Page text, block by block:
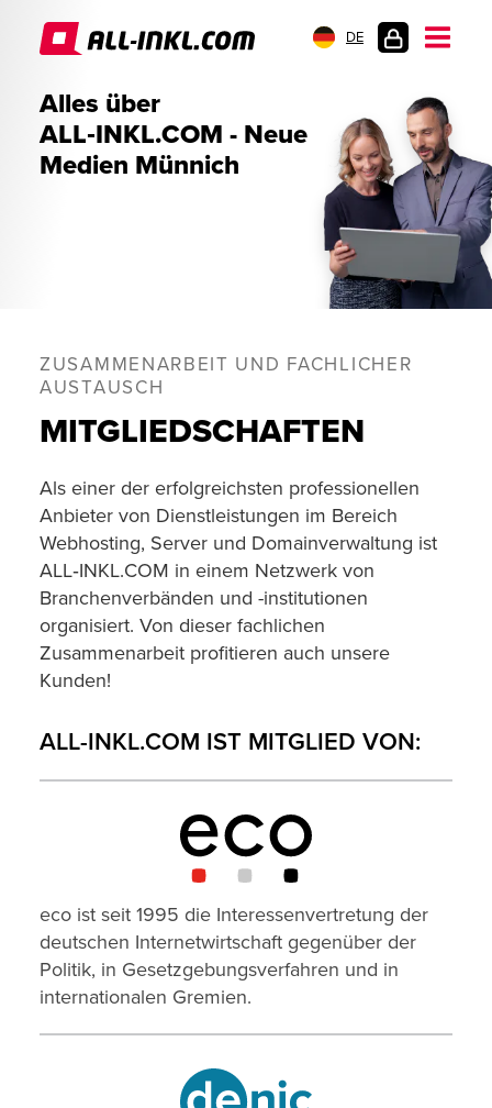
DE
Alles über
ALL‑INKL.COM - Neue
Medien Münnich
ZUSAMMENARBEIT UND FACHLICHER
AUSTAUSCH
MITGLIEDSCHAFTEN
Als einer der erfolgreichsten professionellen
Anbieter von Dienstleistungen im Bereich
Webhosting, Server und Domainverwaltung ist
ALL‑INKL.COM in einem Netzwerk von
Branchenverbänden und -institutionen
organisiert. Von dieser fachlichen
Zusammenarbeit profitieren auch unsere
Kunden!
ALL-INKL.COM IST MITGLIED VON:
eco ist seit 1995 die Interessenvertretung der
deutschen Internetwirtschaft gegenüber der
Politik, in Gesetzgebungsverfahren und in
internationalen Gremien.